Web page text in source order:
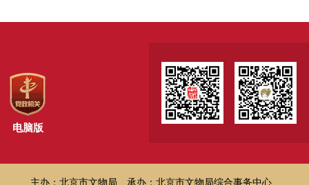
电脑版
主办：北京市文物局 承办：北京市文物局综合事务中心